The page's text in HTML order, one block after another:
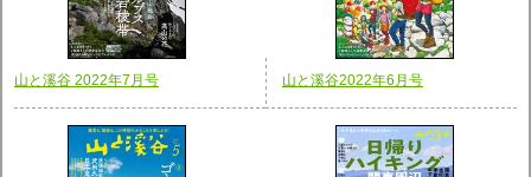
山と溪谷 2022年7月号 山と溪谷2022年6月号